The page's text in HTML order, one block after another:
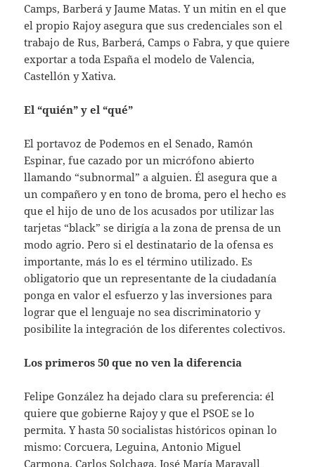
Camps, Barberá y Jaume Matas. Y un mitin en el que
el propio Rajoy asegura que sus credenciales son el
trabajo de Rus, Barberá, Camps o Fabra, y que quiere
exportar a toda España el modelo de Valencia,
Castellón y Xativa.
El “quién” y el “qué”
El portavoz de Podemos en el Senado, Ramón
Espinar, fue cazado por un micrófono abierto
llamando “subnormal” a alguien. Él asegura que a
un compañero y en tono de broma, pero el hecho es
que el hijo de uno de los acusados por utilizar las
tarjetas “black” se dirigía a la zona de prensa de un
modo agrio. Pero si el destinatario de la ofensa es
importante, más lo es el término utilizado. Es
obligatorio que un representante de la ciudadanía
ponga en valor el esfuerzo y las inversiones para
lograr que el lenguaje no sea discriminatorio y
posibilite la integración de los diferentes colectivos.
Los primeros 50 que no ven la diferencia
Felipe González ha dejado clara su preferencia: él
quiere que gobierne Rajoy y que el PSOE se lo
permita. Y hasta 50 socialistas históricos opinan lo
mismo: Corcuera, Leguina, Antonio Miguel
Carmona, Carlos Solchaga, José María Maravall